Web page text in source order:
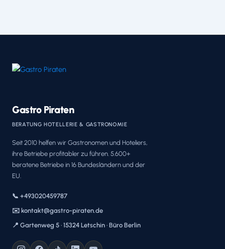
Gastro Piraten
BERATUNG HOTELLERIE & GASTRONOMIE
Seit 2010 helfen wir Gastronomen und Hoteliers,
ihre Betriebe profitabler zu führen. 5.600+
beratene Betriebe in 16 Bundesländern und der
EU.
📞 +493020459787
✉️ kontakt@gastro-piraten.de
📍 Gartenweg 5 · 15324 Letschin · Büro Berlin